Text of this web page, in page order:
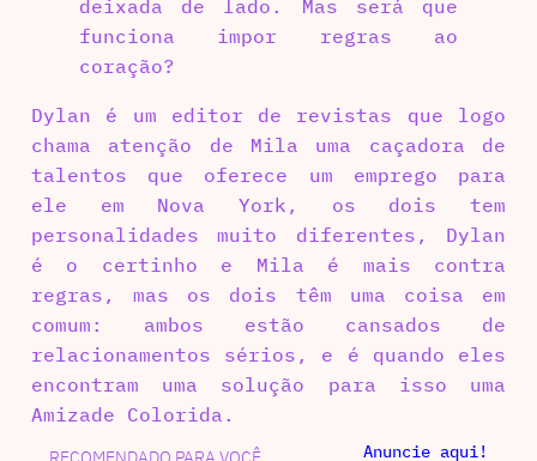
deixada de lado. Mas será que
funciona impor regras ao
coração?
Dylan é um editor de revistas que logo
chama atenção de Mila uma caçadora de
talentos que oferece um emprego para
ele em Nova York, os dois tem
personalidades muito diferentes, Dylan
é o certinho e Mila é mais contra
regras, mas os dois têm uma coisa em
comum: ambos estão cansados de
relacionamentos sérios, e é quando eles
encontram uma solução para isso uma
Amizade Colorida.
Anuncie aqui!